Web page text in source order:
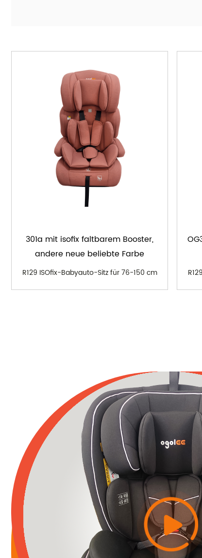
301a mit isofix faltbarem Booster,
andere neue beliebte Farbe
R129 ISOfix-Babyauto-Sitz für 76-150 cm